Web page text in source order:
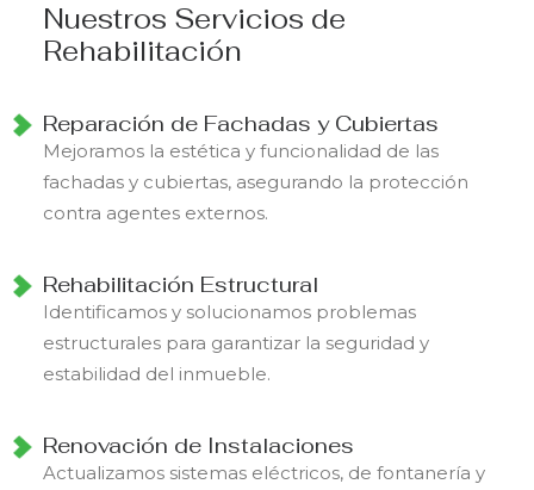
Nuestros Servicios de
Rehabilitación
Reparación de Fachadas y Cubiertas
Mejoramos la estética y funcionalidad de las
fachadas y cubiertas, asegurando la protección
contra agentes externos.
Rehabilitación Estructural
Identificamos y solucionamos problemas
estructurales para garantizar la seguridad y
estabilidad del inmueble.
Renovación de Instalaciones
Actualizamos sistemas eléctricos, de fontanería y